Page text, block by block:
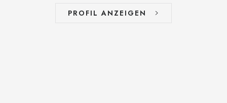
PROFIL ANZEIGEN